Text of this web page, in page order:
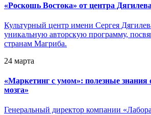
«Роскошь Востока» от центра Дягилева
Культурный центр имени Сергея
уникальную авторскую программу,
странам Магриба.
24 марта
«Маркетинг с умом»: полезные знания
мозга»
Генеральный директор компании